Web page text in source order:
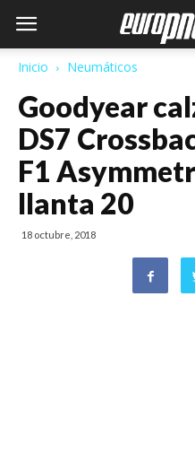
Inicio Neumáticos
Goodyear
DS7
F1
llanta 20
18 octubre, 2018